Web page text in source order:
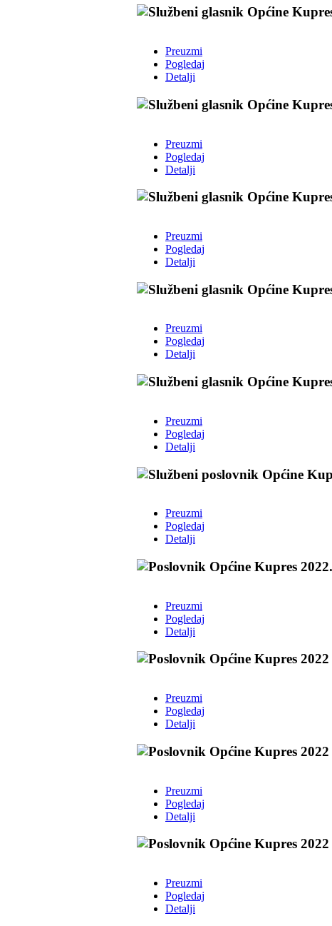
Preuzmi
Pogledaj
Detalji
Preuzmi
Pogledaj
Detalji
Preuzmi
Pogledaj
Detalji
Preuzmi
Pogledaj
Detalji
Preuzmi
Pogledaj
Detalji
Preuzmi
Pogledaj
Detalji
Preuzmi
Pogledaj
Detalji
Preuzmi
Pogledaj
Detalji
Preuzmi
Pogledaj
Detalji
Preuzmi
Pogledaj
Detalji